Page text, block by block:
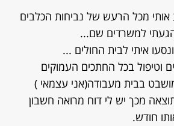
מכל הרעש של נביחות הכלבים
למשרדים שם...
איתי לבית החולים ...
וטיפול בכל החתכים העמוקים
בבית מעבודה(אני עצמאי )
מכך יש לי דוח מרואה חשבון
חודש.